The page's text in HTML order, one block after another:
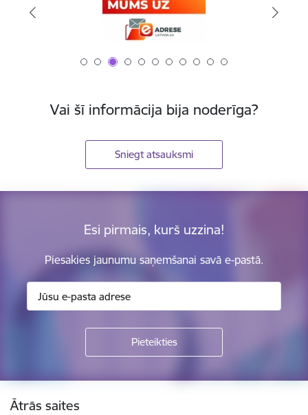
Vai šī informācija bija noderīga?
Sniegt atsauksmi
Esi pirmais, kurš uzzina!
Piesakies jaunumu saņemšanai savā e-pastā.
Kājene
Ātrās saites